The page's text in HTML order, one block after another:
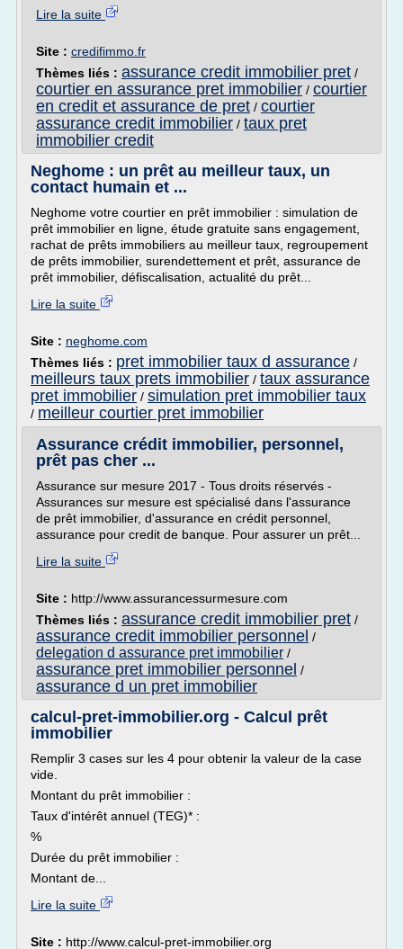
Lire la suite
Site : credifimmo.fr
Thèmes liés : assurance credit immobilier pret /
courtier en assurance pret immobilier / courtier
en credit et assurance de pret / courtier
assurance credit immobilier / taux pret
immobilier credit
Neghome : un prêt au meilleur taux, un
contact humain et ...
Neghome votre courtier en prêt immobilier : simulation de
prêt immobilier en ligne, étude gratuite sans engagement,
rachat de prêts immobiliers au meilleur taux, regroupement
de prêts immobilier, surendettement et prêt, assurance de
prêt immobilier, défiscalisation, actualité du prêt...
Lire la suite
Site : neghome.com
Thèmes liés : pret immobilier taux d assurance /
meilleurs taux prets immobilier / taux assurance
pret immobilier / simulation pret immobilier taux
/ meilleur courtier pret immobilier
Assurance crédit immobilier, personnel,
prêt pas cher ...
Assurance sur mesure 2017 - Tous droits réservés -
Assurances sur mesure est spécialisé dans l'assurance
de prêt immobilier, d'assurance en crédit personnel,
assurance pour credit de banque. Pour assurer un prêt...
Lire la suite
Site : http://www.assurancessurmesure.com
Thèmes liés : assurance credit immobilier pret /
assurance credit immobilier personnel /
delegation d assurance pret immobilier /
assurance pret immobilier personnel /
assurance d un pret immobilier
calcul-pret-immobilier.org - Calcul prêt
immobilier
Remplir 3 cases sur les 4 pour obtenir la valeur de la case
vide.
Montant du prêt immobilier :
Taux d'intérêt annuel (TEG)* :
%
Durée du prêt immobilier :
Montant de...
Lire la suite
Site : http://www.calcul-pret-immobilier.org